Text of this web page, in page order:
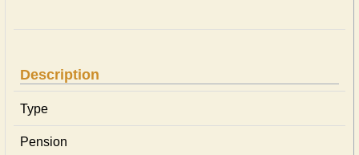
Description
Type
Pension